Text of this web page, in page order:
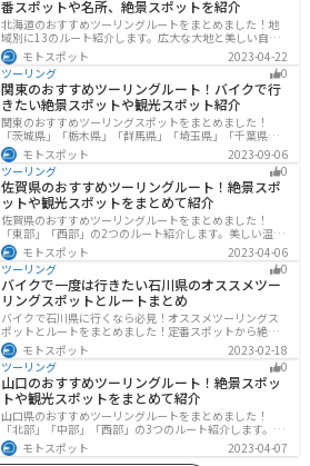
番スポットや名所、絶景スポットを紹介
北海道のおすすめツーリングルートをまとめました！地
域別に13のルート紹介します。広大な大地と美しい自然
が広がり、四季折々の魅力を楽しめる観光スポットが数
多くあります。バイクで北海道にツーリングに行く際は
参考にしてください。
モトスポット
2023-04-22
ツーリング
0
関東のおすすめツーリングルート！バイクで行
きたい絶景スポットや観光スポット紹介
関東のおすすめツーリングスポットをまとめました！
「茨城県」「栃木県」「群馬県」「埼玉県」「千葉県」
「東京都」「神奈川県」の各県の観光地紹介します。自
然豊かな山々や湖、温泉地が点在し、四季折々の景色を
楽しめるスポットが多数あります。バイクで関東にツー
リングに行く際は参考にしてください。
モトスポット
2023-09-06
ツーリング
0
佐賀県のおすすめツーリングルート！絶景スポ
ットや観光スポットをまとめて紹介
佐賀県のおすすめツーリングルートをまとめました！
「東部」「西部」の2つのルート紹介します。美しい温泉
地や古墳群、歴史ある城や神社仏閣など、バイクツーリ
ングに適したスポットが多数存在し、様々な楽しみ方が
できます。バイクで佐賀県にツーリングに行く際は参考
にしてください。
モトスポット
2023-04-06
ツーリング
0
バイクで一度は行きたい石川県のオススメツー
リングスポットとルートまとめ
バイクで石川県に行くなら必見！オススメツーリングス
ポットとルートをまとめました！定番スポットから絶景
スポット、温泉、海、グルメなど様々なジャンルで楽し
めます。バイクで石川ツーリングに行こうと思っている
人は、参考にしてください。
モトスポット
2023-02-18
ツーリング
0
山口のおすすめツーリングルート！絶景スポッ
トや観光スポットをまとめて紹介
山口県のおすすめツーリングルートをまとめました！
「北部」「中部」「西部」の3つのルート紹介します。美
しい海岸線や山々を楽しむことができます。バイクで山
口県にツーリングに行く際は参考にしてください。
モトスポット 2023-04-07